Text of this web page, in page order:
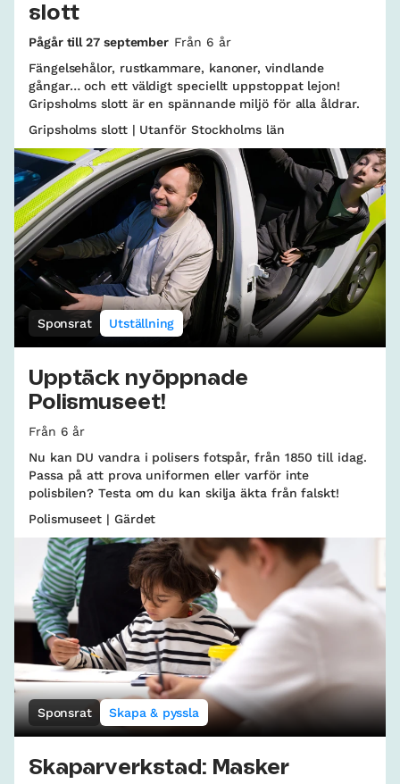
slott
Pågår till 27 september Från 6 år
Fängelsehålor, rustkammare, kanoner, vindlande
gångar… och ett väldigt speciellt uppstoppat lejon!
Gripsholms slott är en spännande miljö för alla åldrar.
Gripsholms slott | Utanför Stockholms län
Sponsrat Utställning
Upptäck nyöppnade
Polismuseet!
Från 6 år
Nu kan DU vandra i polisers fotspår, från 1850 till idag.
Passa på att prova uniformen eller varför inte
polisbilen? Testa om du kan skilja äkta från falskt!
Polismuseet | Gärdet
Sponsrat Skapa & pyssla
Skaparverkstad: Masker